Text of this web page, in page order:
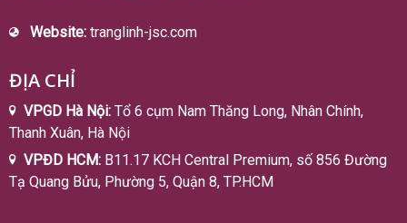
Website: tranglinh-jsc.com
ĐỊA CHỈ
VPGD Hà Nội: Tổ 6 cụm Nam Thăng Long, Nhân Chính,
Thanh Xuân, Hà Nội
VPĐD HCM: B11.17 KCH Central Premium, số 856 Đường
Tạ Quang Bửu, Phường 5, Quận 8, TP.HCM